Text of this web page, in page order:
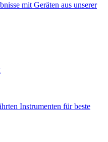
mit Geräten aus unserer
Instrumenten für beste